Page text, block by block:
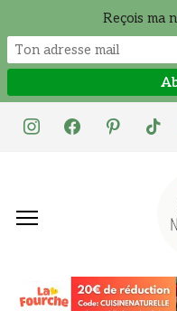
instagramfacebookpinteresttiktok
Reçois ma